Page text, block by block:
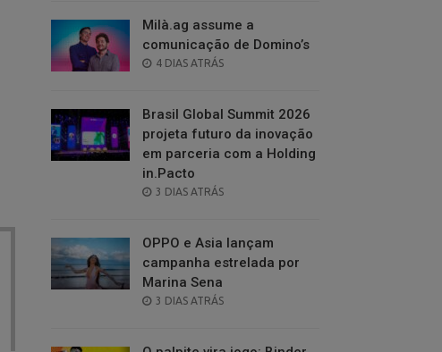
Milà.ag assume a
comunicação de Domino’s
POSTED
4 DIAS ATRÁS
Brasil Global Summit 2026
projeta futuro da inovação
em parceria com a Holding
in.Pacto
POSTED
3 DIAS ATRÁS
OPPO e Asia lançam
campanha estrelada por
Marina Sena
POSTED
3 DIAS ATRÁS